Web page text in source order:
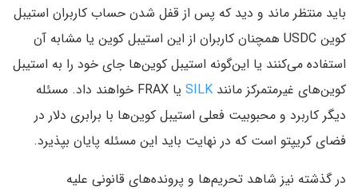
باید منتظر ماند و دید که پس از قفل شدن حساب کاربران استیبل
کوین USDC همچنان کاربران از این استیبل کوین یا مشابه آن
استفاده می‌کنند یا این‌گونه استیبل کوین‌ها جای خود را به استیبل
کوین‌های غیر‌متمرکز مانند SILK
یا FRAX خواهند داد. مسئله
دیگر کاربرد و محبوبیت فعلی استیبل کوین‌ها با برابری دلار در
فضای کریپتو است که در نهایت باید این مسئله پایان بپذیرد.
در گذشته نیز شاهد تحریم‌ها و پرونده‌های قانونی علیه